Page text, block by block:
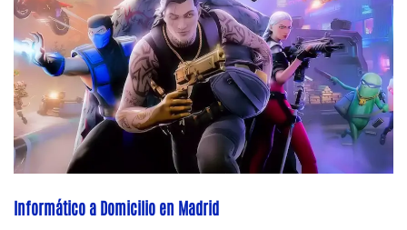
Informático a Domicilio en Madrid